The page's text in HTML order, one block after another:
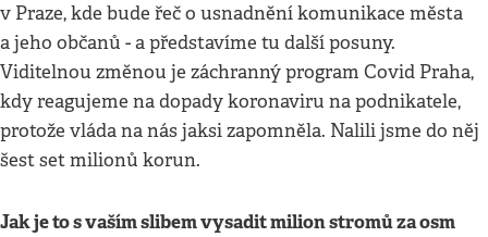
v Praze, kde bude řeč o usnadnění komunikace města
a jeho občanů - a představíme tu další posuny.
Viditelnou změnou je záchranný program Covid Praha,
kdy reagujeme na dopady koronaviru na podnikatele,
protože vláda na nás jaksi zapomněla. Nalili jsme do něj
šest set milionů korun.
Jak je to s vaším slibem vysadit milion stromů za osm